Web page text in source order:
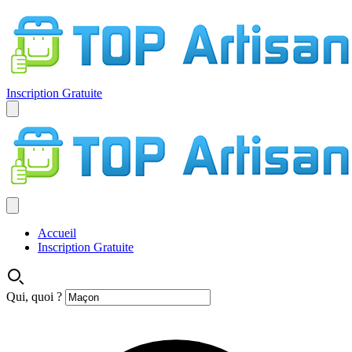
Inscription Gratuite
Accueil
Inscription Gratuite
Qui, quoi ?